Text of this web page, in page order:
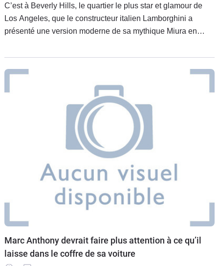
C’est à Beverly Hills, le quartier le plus star et glamour de
Los Angeles, que le constructeur italien Lamborghini a
présenté une version moderne de sa mythique Miura en
l’ouverture
Marc Anthony devrait faire plus attention à ce qu’il
laisse dans le coffre de sa voiture